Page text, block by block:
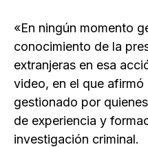
«En ningún momento
conocimiento de la
extranjeras en esa
video, en el que
gestionado por
de experiencia y
investigación criminal.